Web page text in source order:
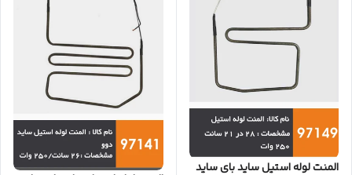
المنت لوله استیل ساید بای ساید